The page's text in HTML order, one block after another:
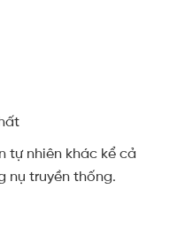
tự nhiên khác kể cả
nụ truyền thống.